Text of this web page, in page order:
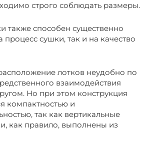
строго соблюдать размеры.
также способен существенно
процесс сушки, так и на качество
лотков неудобно по
взаимодействия
Но при этом конструкция
компактностью и
так как вертикальные
как правило, выполнены из